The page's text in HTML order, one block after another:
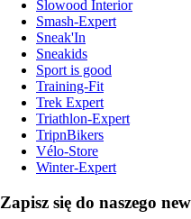
Slowood Interior
Smash-Expert
Sneak'In
Sneakids
Sport is good
Training-Fit
Trek Expert
Triathlon-Expert
TripnBikers
Vélo-Store
Winter-Expert
Zapisz się do naszego